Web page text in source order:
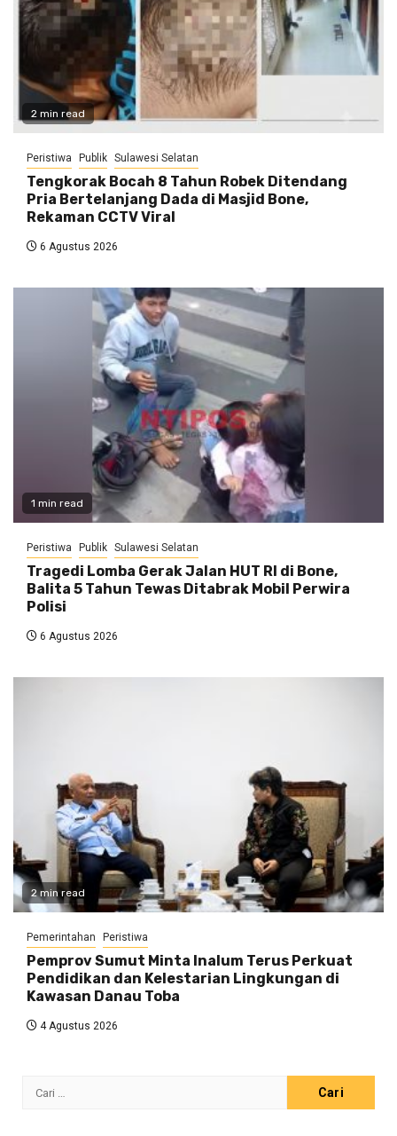
2 min read
Peristiwa Publik Sulawesi Selatan
Tengkorak Bocah 8 Tahun Robek Ditendang
Pria Bertelanjang Dada di Masjid Bone,
Rekaman CCTV Viral
6 Agustus 2026
1 min read
Peristiwa Publik Sulawesi Selatan
Tragedi Lomba Gerak Jalan HUT RI di Bone,
Balita 5 Tahun Tewas Ditabrak Mobil Perwira
Polisi
6 Agustus 2026
2 min read
Pemerintahan Peristiwa
Pemprov Sumut Minta Inalum Terus Perkuat
Pendidikan dan Kelestarian Lingkungan di
Kawasan Danau Toba
4 Agustus 2026
Cari